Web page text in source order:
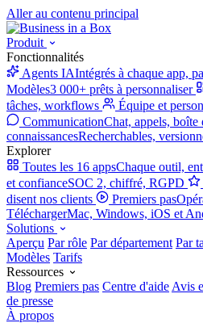
Aller au contenu principal
Produit
Fonctionnalités
Agents IAIntégrés à chaque app,
Modèles3 000+ prêts à personnaliser
tâches, workflows
Équipe et
CommunicationChat, appels, boîte
connaissancesRecherchables,
Explorer
Toutes les 16 appsChaque outil,
et confianceSOC 2, chiffré, RGPD
disent nos clients
Premiers pas
TéléchargerMac, Windows, iOS et
Solutions
Aperçu Par rôle Par département Par
Modèles Tarifs
Ressources
Blog Premiers pas Centre d'aide Avis
de presse
À propos